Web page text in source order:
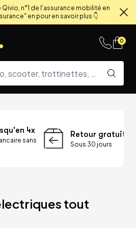
n°1 de l'assurance mobilité en
en pour en savoir plus 👇
0
4x
sans
Retour gratuit
Sous 30 jours
tout